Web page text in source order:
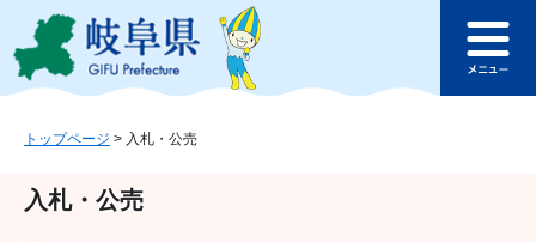
ジ
ュ
このページの本文へ
ュ
トップページ > 入札・公売
入札・公売